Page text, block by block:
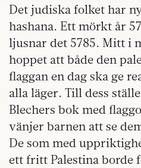
kan du göra dethär.
Det judiska folket har
hashana. Ett mörkt år
ljusnar det 5785. Mitt i
hoppet att både den
flaggan en dag ska ge
alla läger. Till dess
Blechers bok med
vänjer barnen att se
De som med
ett fritt Palestina borde